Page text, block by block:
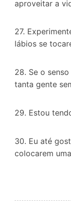
aproveitar a
27.
lábios se
28. Se o
tanta gente
29. Estou
30. Eu até
colocarem